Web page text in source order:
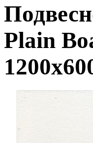
Plain